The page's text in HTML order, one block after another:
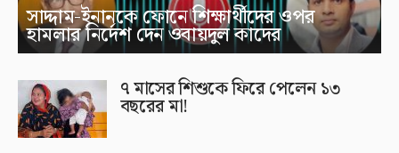
সাদ্দাম-ইনানকে ফোনে শিক্ষার্থীদের ওপর
হামলার নির্দেশ দেন ওবায়দুল কাদের
৭ মাসের শিশুকে ফিরে পেলেন ১৩
বছরের মা!